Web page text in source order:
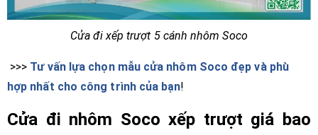
Cửa đi xếp trượt 5 cánh nhôm Soco
>>> Tư vấn lựa chọn mẫu cửa nhôm Soco đẹp và phù
hợp nhất cho công trình của bạn!
Cửa đi nhôm Soco xếp trượt giá bao